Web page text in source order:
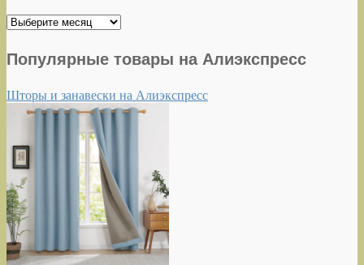
Архивы
Популярные товары на Алиэкспресс
Шторы и занавески на Алиэкспресс